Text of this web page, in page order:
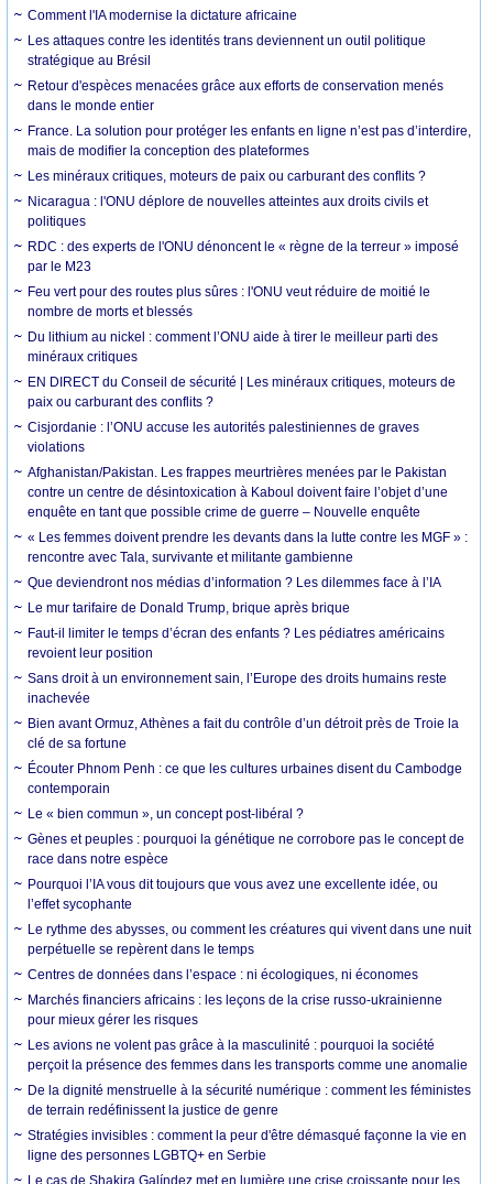
Comment l'IA modernise la dictature africaine
Les attaques contre les identités trans deviennent un outil politique
stratégique au Brésil
Retour d'espèces menacées grâce aux efforts de conservation menés
dans le monde entier
France. La solution pour protéger les enfants en ligne n’est pas d’interdire,
mais de modifier la conception des plateformes
Les minéraux critiques, moteurs de paix ou carburant des conflits ?
Nicaragua : l'ONU déplore de nouvelles atteintes aux droits civils et
politiques
RDC : des experts de l'ONU dénoncent le « règne de la terreur » imposé
par le M23
Feu vert pour des routes plus sûres : l'ONU veut réduire de moitié le
nombre de morts et blessés
Du lithium au nickel : comment l’ONU aide à tirer le meilleur parti des
minéraux critiques
EN DIRECT du Conseil de sécurité | Les minéraux critiques, moteurs de
paix ou carburant des conflits ?
Cisjordanie : l’ONU accuse les autorités palestiniennes de graves
violations
Afghanistan/Pakistan. Les frappes meurtrières menées par le Pakistan
contre un centre de désintoxication à Kaboul doivent faire l’objet d’une
enquête en tant que possible crime de guerre – Nouvelle enquête
« Les femmes doivent prendre les devants dans la lutte contre les MGF » :
rencontre avec Tala, survivante et militante gambienne
Que deviendront nos médias d’information ? Les dilemmes face à l’IA
Le mur tarifaire de Donald Trump, brique après brique
Faut-il limiter le temps d’écran des enfants ? Les pédiatres américains
revoient leur position
Sans droit à un environnement sain, l’Europe des droits humains reste
inachevée
Bien avant Ormuz, Athènes a fait du contrôle d’un détroit près de Troie la
clé de sa fortune
Écouter Phnom Penh : ce que les cultures urbaines disent du Cambodge
contemporain
Le « bien commun », un concept post-libéral ?
Gènes et peuples : pourquoi la génétique ne corrobore pas le concept de
race dans notre espèce
Pourquoi l’IA vous dit toujours que vous avez une excellente idée, ou
l’effet sycophante
Le rythme des abysses, ou comment les créatures qui vivent dans une nuit
perpétuelle se repèrent dans le temps
Centres de données dans l’espace : ni écologiques, ni économes
Marchés financiers africains : les leçons de la crise russo-ukrainienne
pour mieux gérer les risques
Les avions ne volent pas grâce à la masculinité : pourquoi la société
perçoit la présence des femmes dans les transports comme une anomalie
De la dignité menstruelle à la sécurité numérique : comment les féministes
de terrain redéfinissent la justice de genre
Stratégies invisibles : comment la peur d'être démasqué façonne la vie en
ligne des personnes LGBTQ+ en Serbie
Le cas de Shakira Galíndez met en lumière une crise croissante pour les